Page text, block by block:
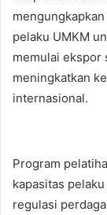
pelaku UMKM
memulai ekspor
meningkatkan
internasional.
Program
kapasitas
regulasi